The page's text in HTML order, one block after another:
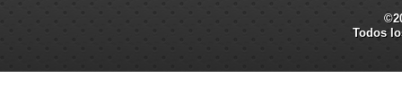
Todos